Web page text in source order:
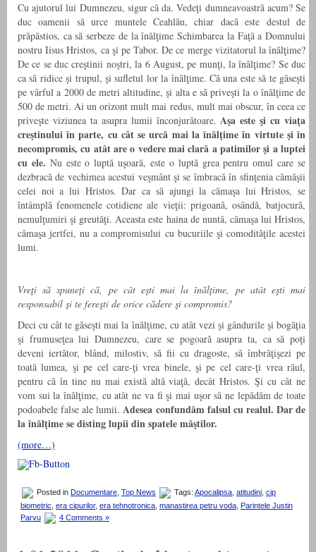
Cu ajutorul lui Dumnezeu, sigur că da. Vedeţi dumneavoastră acum? Se
duc oamenii să urce muntele Ceahlău, chiar dacă este destul de
prăpăstios, ca să serbeze de la înălţime Schimbarea la Faţă a Domnului
nostru Iisus Hristos, ca şi pe Tabor. De ce merge vizitatorul la înălţime?
De ce se duc creştinii noştri, la 6 August, pe munţi, la înălţime? Se duc
ca să ridice şi trupul, şi sufletul lor la înălţime. Că una este să te găseşti
pe vârful a 2000 de metri altitudine, şi alta e să priveşti la o înălţime de
500 de metri. Ai un orizont mult mai redus, mult mai obscur, în ceea ce
priveşte viziunea ta asupra lumii înconjurătoare.Aşa este şi cu viaţa
creştinului în parte, cu cât se urcă mai la înălţime în virtute şi în
necompromis, cu atât are o vedere mai clară a patimilor şi a luptei
cu ele. Nu este o luptă uşoară, este o luptă grea pentru omul care se
dezbracă de vechimea acestui veşmânt şi se îmbracă în sfinţenia cămăşii
celei noi a lui Hristos. Dar ca să ajungi la cămaşa lui Hristos, se
întâmplă fenomenele cotidiene ale vieţii: prigoană, osândă, batjocură,
nemulţumiri şi greutăţi. Aceasta este haina de nuntă, cămaşa lui Hristos,
cămaşa jertfei, nu a compromisului cu bucuriile şi comodităţile acestei
lumi.
Vreţi să spuneţi că, pe cât eşti mai la înălţime, pe atât eşti mai
responsabil şi te fereşti de orice cădere şi compromis?
Deci cu cât te găseşti mai la înălţime, cu atât vezi şi gândurile şi bogăţia
şi frumuseţea lui Dumnezeu, care se pogoară asupra ta, ca să poţi
deveni iertător, blând, milostiv, să fii cu dragoste, să îmbrăţişezi pe
toată lumea, şi pe cel care-ţi vrea binele, şi pe cel care-ţi vrea răul,
pentru că în tine nu mai există altă viaţă, decât Hristos. Şi cu cât ne
vom sui la înălţime, cu atât ne va fi şi mai uşor să ne lepădăm de toate
podoabele false ale lumii.Adesea confundăm falsul cu realul. Dar de
la înălţime se disting lupii din spatele măştilor.
(more…)
Posted in Documentare Top News Tags: Apocalipsa atitudini cip
biometric, era cipurilor, era tehnotronica, manastirea petru voda, Parintele Justin
Parvu
4 Comments »